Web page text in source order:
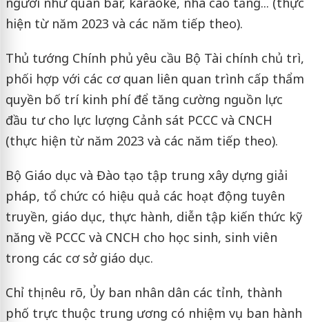
hiện từ năm 2023 và các năm tiếp theo).
Thủ tướng Chính phủ yêu cầu Bộ Tài chính chủ trì,
phối hợp với các cơ quan liên quan trình cấp thẩm
quyền bố trí kinh phí để tăng cường nguồn lực
đầu tư cho lực lượng Cảnh sát PCCC và CNCH
(thực hiện từ năm 2023 và các năm tiếp theo).
Bộ Giáo dục và Đào tạo tập trung xây dựng giải
pháp, tổ chức có hiệu quả các hoạt động tuyên
truyền, giáo dục, thực hành, diễn tập kiến thức kỹ
năng về PCCC và CNCH cho học sinh, sinh viên
trong các cơ sở giáo dục.
Chỉ thị nêu rõ, Ủy ban nhân dân các tỉnh, thành
phố trực thuộc trung ương có nhiệm vụ ban hành